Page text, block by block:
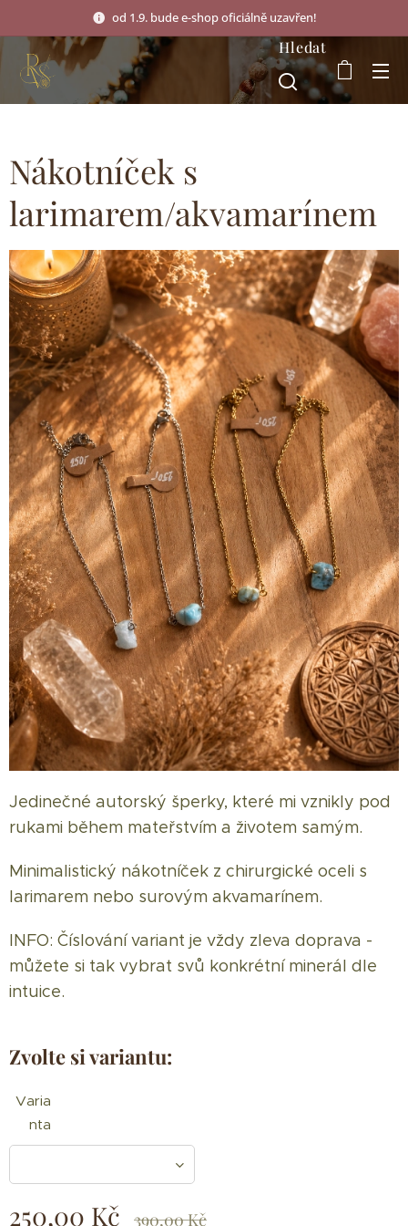
od 1.9. bude e-shop oficiálně uzavřen!
Hledat
Nákotníček s
larimarem/akvamarínem
Jedinečné autorský šperky, které mi vznikly pod
rukami během mateřstvím a životem samým.
Minimalistický nákotníček z chirurgické oceli s
larimarem nebo surovým akvamarínem.
INFO: Číslování variant je vždy zleva doprava -
můžete si tak vybrat svů konkrétní minerál dle
intuice.
Zvolte si variantu:
Varia
nta
250,00 Kč 390,00Kč